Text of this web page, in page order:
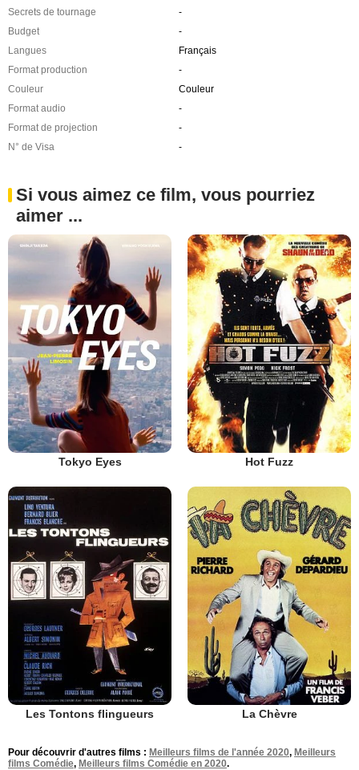
Secrets de tournage
-
Budget
-
Langues
Français
Format production
-
Couleur
Couleur
Format audio
-
Format de projection
-
N° de Visa
-
Si vous aimez ce film, vous pourriez
aimer ...
Tokyo Eyes Hot Fuzz
Les Tontons flingueurs La Chèvre
Pour découvrir d'autres films : Meilleurs films de l'année 2020, Meilleurs
films Comédie, Meilleurs films Comédie en 2020.